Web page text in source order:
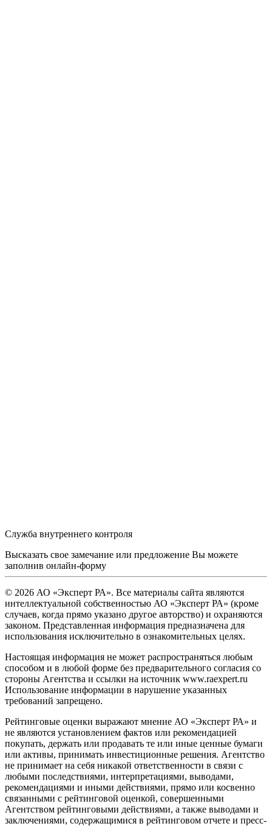
Служба внутреннего контроля
Высказать свое замечание или предложение Вы можете
заполнив онлайн-форму
© 2026 АО «Эксперт РА». Все материалы сайта являются
интеллектуальной собственностью АО «Эксперт РА» (кроме
случаев, когда прямо указано другое авторство) и охраняются
законом. Представленная информация предназначена для
использования исключительно в ознакомительных целях.
Настоящая информация не может распространяться любым
способом и в любой форме без предварительного согласия со
стороны Агентства и ссылки на источник www.raexpert.ru
Использование информации в нарушение указанных
требований запрещено.
Рейтинговые оценки выражают мнение АО «Эксперт РА» и
не являются установлением фактов или рекомендацией
покупать, держать или продавать те или иные ценные бумаги
или активы, принимать инвестиционные решения. Агентство
не принимает на себя никакой ответственности в связи с
любыми последствиями, интерпретациями, выводами,
рекомендациями и иными действиями, прямо или косвенно
связанными с рейтинговой оценкой, совершенными
Агентством рейтинговыми действиями, а также выводами и
заключениями, содержащимися в рейтинговом отчете и пресс-